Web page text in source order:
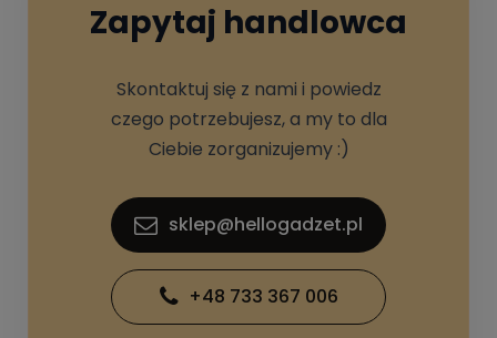
Zapytaj handlowca
Skontaktuj się z nami i powiedz
czego potrzebujesz, a my to dla
Ciebie zorganizujemy :)
sklep@hellogadzet.pl
+48 733 367 006